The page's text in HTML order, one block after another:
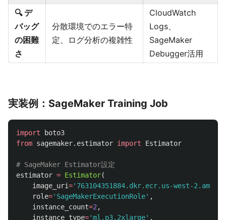
🔍 デ
バッグ
の困難
さ
分散環境でのエラー特
定、ログ分析の複雑性
CloudWatch
Logs、
SageMaker
Debugger活用
実装例：SageMaker Training Job
import
boto3
from sagemaker.estimator import Estimator
estimator = Estimator(
image_uri=' 763104351884.dkr.ecr.us-west-
role=' SageMakerExecutionRole' ,
instance_count=2 ,
instance_type='ml.p3.2xlarge' ,